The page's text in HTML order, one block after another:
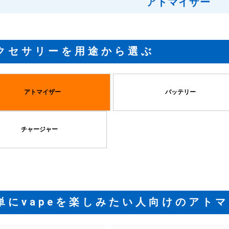
セサリーを用途から選ぶ
アトマイザー バッテリー
チャージャー
にvapeを楽しみたい人向けのアトマ